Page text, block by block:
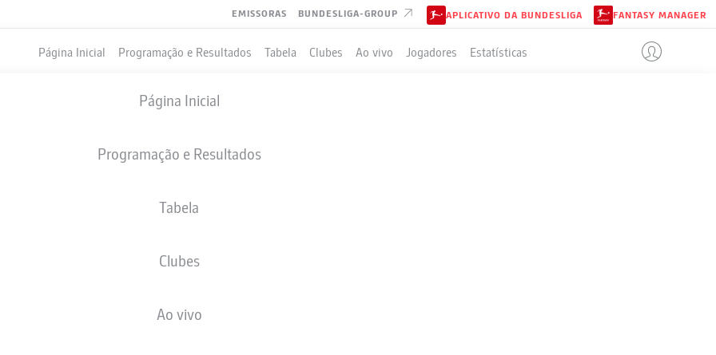
EMISSORAS BUNDESLIGA-GROUP APLICATIVO DA BUNDESLIGA FANTASY MANAGER
Página Inicial Programação e Resultados Tabela Clubes Ao vivo Jogadores Estatísticas
Página Inicial
Programação e Resultados
Tabela
Clubes
Ao vivo